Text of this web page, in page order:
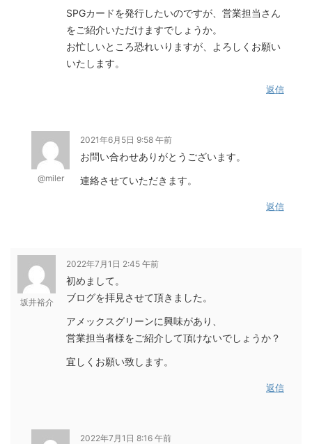
SPGカードを発行したいのですが、営業担当さん
をご紹介いただけますでしょうか。
お忙しいところ恐れいりますが、よろしくお願い
いたします。
返信
@miler
2021年6月5日 9:58 午前
お問い合わせありがとうございます。
連絡させていただきます。
返信
坂井裕介
2022年7月1日 2:45 午前
初めまして。
ブログを拝見させて頂きました。
アメックスグリーンに興味があり、
営業担当者様をご紹介して頂けないでしょうか？
宜しくお願い致します。
返信
2022年7月1日 8:16 午前